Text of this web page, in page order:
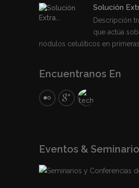
Solución
Descripción
que actúa
nódulos celulíticos en
Encuentranos En
Eventos &